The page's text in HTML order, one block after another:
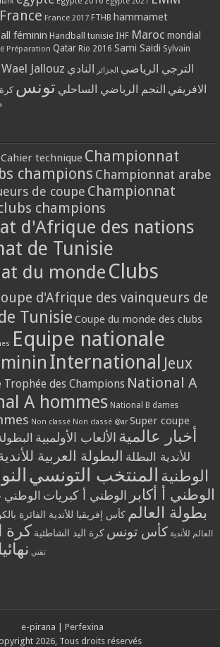
France France 2017 FTHB hammamet
féminin Handball tunisie IHF Maroc mondial
Préparation Qatar Rio 2016 Sami Saidi Sylvain
Wael Jallouz الترجي الرياضي الجزائر النادي
الافريقي النجم الرياضي الساحلي تونس كرة
Cahier technique Championnat
champions Championnat arabe
de coupe Championnat
champions
d'Afrique des nations
de Tunisie
du monde Clubs
d'Afrique des vainqueurs de
Tunisie Coupe du monde des clubs
Equipe nationale
International Jeux
Trophée des Champions National A
A hommes National B dames
Non classé Non classé @ar Super coupe
أخبار عالمية الألعاب الأولمبية
للأندية البطلة البطولة العربية
الوطنية المنتخب التونسي
الوطني أ أكابر الوطني أ كبريات الوطني
بطولة العالم كأس إفريقيا للأندية الفائزة
العالم للأندية كأس تونس كرة اليد الشاطئية كرة
تقني
e-pirana
Perfexina
2026, Tous droits réservés